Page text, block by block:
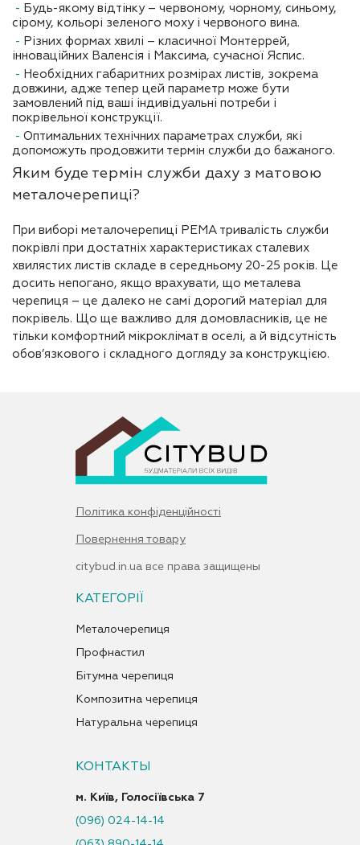
Будь-якому відтінку – червоному, чорному, синьому,
сірому, кольорі зеленого моху і червоного вина.
Різних формах хвилі – класичної Монтеррей,
інноваційних Валенсія і Максима, сучасної Яспис.
Необхідних габаритних розмірах листів, зокрема
довжини, адже тепер цей параметр може бути
замовлений під ваші індивідуальні потреби і
покрівельної конструкції.
Оптимальних технічних параметрах служби, які
допоможуть продовжити термін служби до бажаного.
Яким буде термін служби даху з матовою
металочерепиці?
При виборі металочерепиці РЕМА тривалість служби
покрівлі при достатніх характеристиках сталевих
хвилястих листів складе в середньому 20-25 років. Це
досить непогано, якщо врахувати, що металева
черепиця – це далеко не самі дорогий матеріал для
покрівель. Що ще важливо для домовласників, це не
тільки комфортний мікроклімат в оселі, а й відсутність
обов’язкового і складного догляду за конструкцією.
Політика конфіденційності
Повернення товару
citybud.in.ua все права защищены
КАТЕГОРІЇ
Металочерепиця
Профнастил
Бітумна черепиця
Композитна черепиця
Натуральна черепиця
КОНТАКТЫ
м. Київ, Голосіївська 7
(096) 024-14-14